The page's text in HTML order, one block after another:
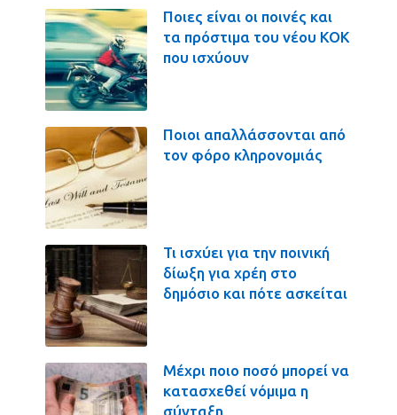
Ποιες είναι οι ποινές και
τα πρόστιμα του νέου ΚΟΚ
που ισχύουν
Ποιοι απαλλάσσονται από
τον φόρο κληρονομιάς
Τι ισχύει για την ποινική
δίωξη για χρέη στο
δημόσιο και πότε ασκείται
Μέχρι ποιο ποσό μπορεί να
κατασχεθεί νόμιμα η
σύνταξη